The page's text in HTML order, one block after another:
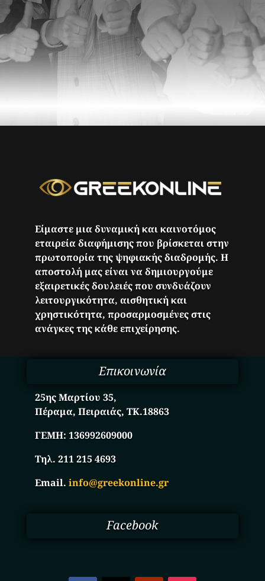
Είμαστε μια δυναμική και καινοτόμος
εταιρεία διαφήμισης που βρίσκεται στην
πρωτοπορία της ψηφιακής διαδρομής. Η
αποστολή μας είναι να δημιουργούμε
εξαιρετικές δουλειές που συνδυάζουν
λειτουργικότητα, αισθητική και
χρηστικότητα, προσαρμοσμένες στις
ανάγκες της κάθε επιχείρησης.
Επικοινωνία
25ης Μαρτίου 35,
Πέραμα, Πειραιάς, ΤΚ.18863
ΓΕΜΗ:136992609000
Τηλ. 211 215 4693
Email.info@greekonline.gr
Facebook